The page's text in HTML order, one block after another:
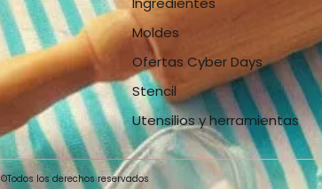
Moldes
Ofertas Cyber Days
Stencil
Utensilios y herramientas
©Todos los derechos reservados